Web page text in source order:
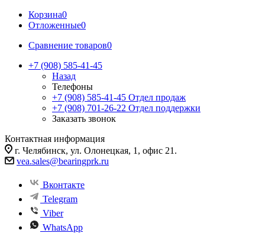
Корзина0
Отложенные0
Сравнение товаров0
+7 (908) 585-41-45
Назад
Телефоны
+7 (908) 585-41-45 Отдел продаж
+7 (908) 701-26-22 Отдел поддержки
Заказать звонок
Контактная информация
г. Челябинск, ул. Олонецкая, 1, офис 21.
vea.sales@bearingprk.ru
Вконтакте
Telegram
Viber
WhatsApp